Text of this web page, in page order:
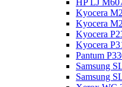
Kyocera
Kyocera
Kyocera
Kyocera
Pantum
Samsung
Samsung